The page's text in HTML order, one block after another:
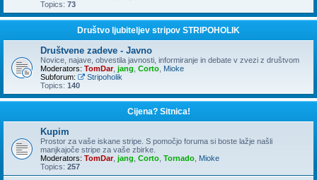
Topics: 73
Društvo ljubiteljev stripov STRIPOHOLIK
Društvene zadeve - Javno
Novice, najave, obvestila javnosti, informiranje in debate v zvezi z društvom
Moderators: TomDar, jang Corto Mioke
Subforum:
Stripoholik
Topics: 140
Cijena? Sitnica!
Kupim
Prostor za vaše iskane stripe. S pomočjo foruma si boste lažje našli
manjkajoče stripe za vaše zbirke.
Moderators: TomDar, jang Corto Tornado Mioke
Topics: 257